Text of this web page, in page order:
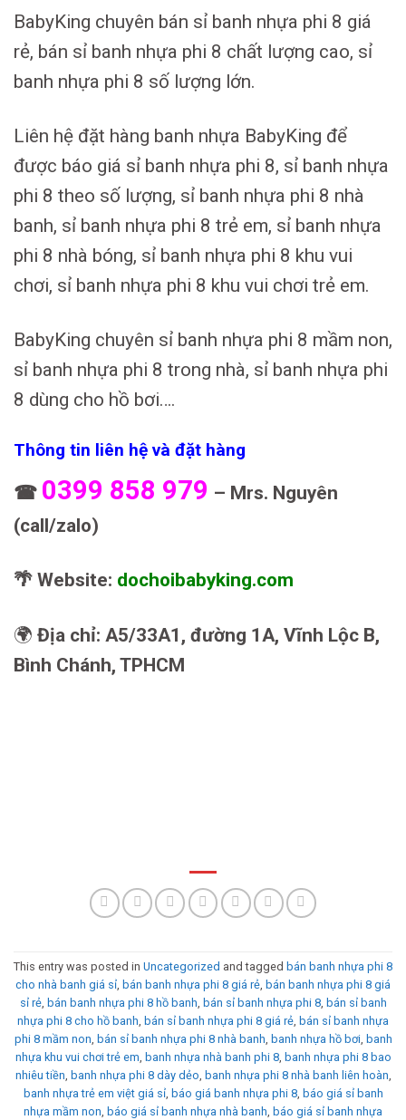
BabyKing chuyên bán sỉ banh nhựa phi 8 giá
rẻ, bán sỉ banh nhựa phi 8 chất lượng cao, sỉ
banh nhựa phi 8 số lượng lớn.
Liên hệ đặt hàng banh nhựa BabyKing để
được báo giá sỉ banh nhựa phi 8, sỉ banh nhựa
phi 8 theo số lượng, sỉ banh nhựa phi 8 nhà
banh, sỉ banh nhựa phi 8 trẻ em, sỉ banh nhựa
phi 8 nhà bóng, sỉ banh nhựa phi 8 khu vui
chơi, sỉ banh nhựa phi 8 khu vui chơi trẻ em.
BabyKing chuyên sỉ banh nhựa phi 8 mầm non,
sỉ banh nhựa phi 8 trong nhà, sỉ banh nhựa phi
8 dùng cho hồ bơi….
Thông tin liên hệ và đặt hàng
☎ 0399 858 979 – Mrs. Nguyên
(call/zalo)
🌴 Website: dochoibabyking.com
🌍 Địa chỉ: A5/33A1, đường 1A, Vĩnh Lộc B,
Bình Chánh, TPHCM
This entry was posted in Uncategorized and tagged bán banh nhựa phi 8
cho nhà banh giá sỉ, bán banh nhựa phi 8 giá rẻ, bán banh nhựa phi 8 giá
sỉ rẻ, bán banh nhựa phi 8 hồ banh, bán sỉ banh nhựa phi 8, bán sỉ banh
nhựa phi 8 cho hồ banh, bán sỉ banh nhựa phi 8 giá rẻ, bán sỉ banh nhựa
phi 8 mầm non, bán sỉ banh nhựa phi 8 nhà banh, banh nhựa hồ bơi, banh
nhựa khu vui chơi trẻ em, banh nhựa nhà banh phi 8, banh nhựa phi 8 bao
nhiêu tiền, banh nhựa phi 8 dày dẻo, banh nhựa phi 8 nhà banh liên hoàn,
banh nhựa trẻ em việt giá sỉ, báo giá banh nhựa phi 8, báo giá sỉ banh
nhựa mầm non, báo giá sỉ banh nhựa nhà banh, báo giá sỉ banh nhựa